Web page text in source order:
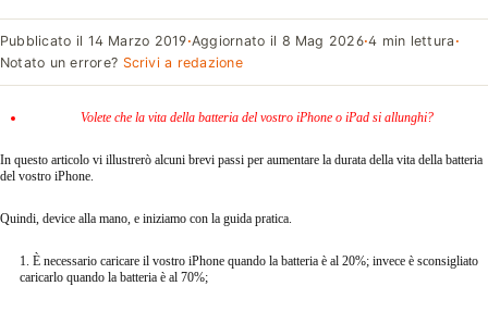
Pubblicato il 14 Marzo 2019·Aggiornato il 8 Mag 2026·4 min lettura ·
Notato un errore? Scrivi a redazione
Volete che la vita della batteria del vostro iPhone o iPad si allunghi?
In questo articolo vi illustrerò alcuni brevi passi per aumentare la durata della vita della batteria
del vostro iPhone.
Quindi, device alla mano, e iniziamo con la guida pratica.
1. È necessario caricare il vostro iPhone quando la batteria è al 20%; invece è sconsigliato
caricarlo quando la batteria è al 70%;